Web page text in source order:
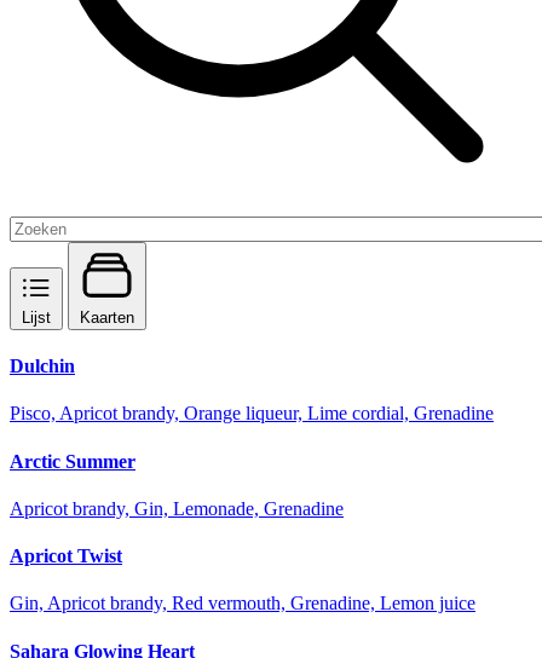
Lijst Kaarten
Dulchin
Pisco, Apricot brandy, Orange liqueur, Lime cordial, Grenadine
Arctic Summer
Apricot brandy, Gin, Lemonade, Grenadine
Apricot Twist
Gin, Apricot brandy, Red vermouth, Grenadine, Lemon juice
Sahara Glowing Heart